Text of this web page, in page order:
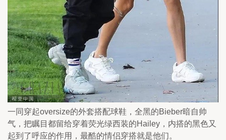
一同穿起oversize的外套搭配球鞋，全黑的Bieber暗自帅
气，把瞩目都留给穿着荧光绿西装的Hailey，内搭的黑色又
起到了呼应的作用，最酷的情侣穿搭就是他们。